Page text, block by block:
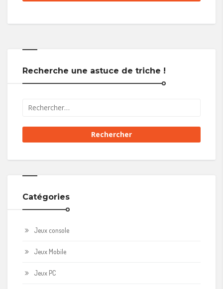
Recherche une astuce de triche !
Catégories
Jeux console
Jeux Mobile
Jeux PC